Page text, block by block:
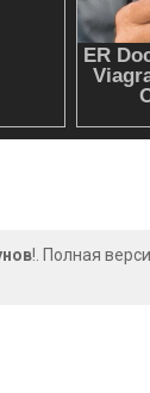
!. Полная